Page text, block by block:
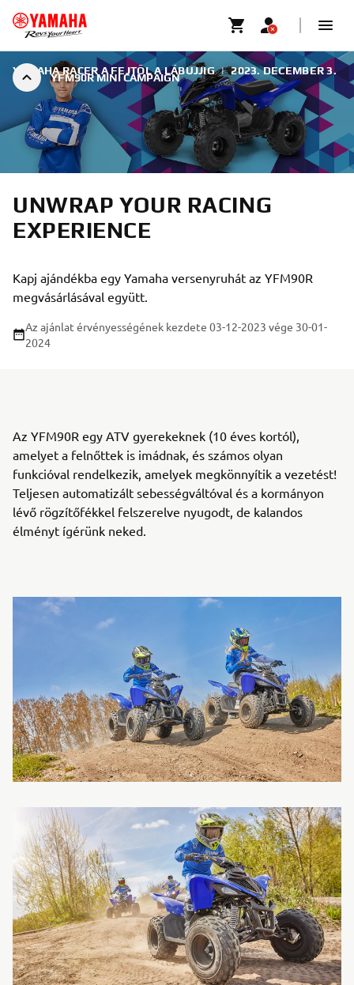
YFM90R MINI CAMPAIGN
YAMAHA RACER A FEJTŐL A LÁBUJJIG | 2023. DECEMBER 3.
UNWRAP YOUR RACING
EXPERIENCE
Kapj ajándékba egy Yamaha versenyruhát az YFM90R
megvásárlásával együtt.
Az ajánlat érvényességének kezdete 03-12-2023 vége 30-01-
2024
Az YFM90R egy ATV gyerekeknek (10 éves kortól),
amelyet a felnőttek is imádnak, és számos olyan
funkcióval rendelkezik, amelyek megkönnyítik a vezetést!
Teljesen automatizált sebességváltóval és a kormányon
lévő rögzítőfékkel felszerelve nyugodt, de kalandos
élményt ígérünk neked.